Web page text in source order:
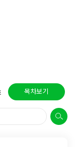
목차보기